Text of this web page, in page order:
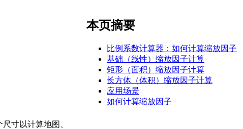
寸以计算地图、
本页摘要
比例系数计算器：如何计算缩放因子
基础（线性）缩放因子计算
矩形（面积）缩放因子计算
长方体（体积）缩放因子计算
应用场景
如何计算缩放因子